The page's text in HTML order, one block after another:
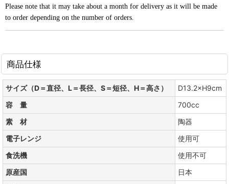
Please note that it may take about a month for delivery as it will be made
to order depending on the number of orders.
商品仕様
サイズ（D＝直径、L＝長径、S＝短径、H＝高さ）
D13.2×H9cm
容 量
700cc
素 材
陶器
電子レンジ
使用可
食洗機
使用不可
原産国
日本